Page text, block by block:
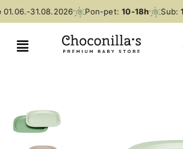
31.08.2026 Pon-pet:10-18h Sub: